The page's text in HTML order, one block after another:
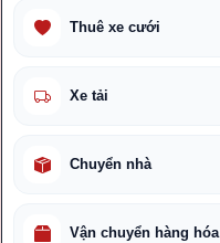
Thuê xe cưới
Xe tải
Chuyển nhà
Vận chuyển hàng hóa